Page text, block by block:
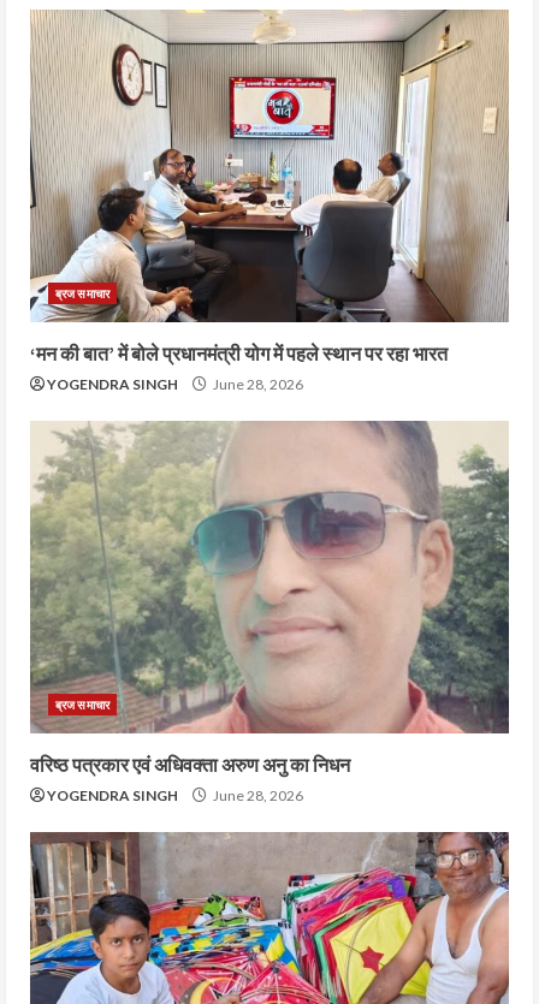
ब्रज समाचार
‘मन की बात’ में बोले प्रधानमंत्री योग में पहले स्थान पर रहा भारत
YOGENDRA SINGH June 28, 2026
ब्रज समाचार
वरिष्ठ पत्रकार एवं अधिवक्ता अरुण अनु का निधन
YOGENDRA SINGH June 28, 2026